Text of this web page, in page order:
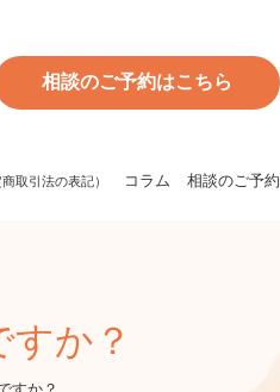
相談のご予約はこちら
商取引法の表記） コラム 相談のご予約
か？